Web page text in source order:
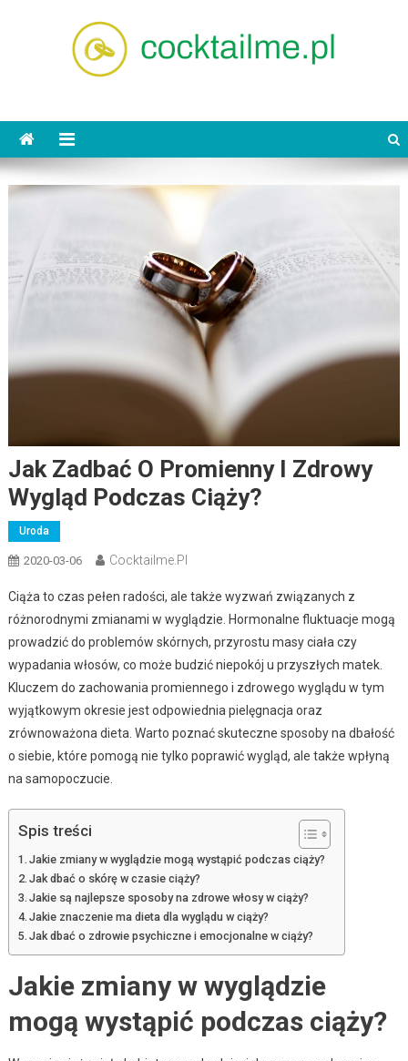
Jak Zadbać O Promienny I Zdrowy
Wygląd Podczas Ciąży?
Uroda
2020-03-06 Cocktailme.pl
Ciąża to czas pełen radości, ale także wyzwań związanych z
różnorodnymi zmianami w wyglądzie. Hormonalne fluktuacje mogą
prowadzić do problemów skórnych, przyrostu masy ciała czy
wypadania włosów, co może budzić niepokój u przyszłych matek.
Kluczem do zachowania promiennego i zdrowego wyglądu w tym
wyjątkowym okresie jest odpowiednia pielęgnacja oraz
zrównoważona dieta. Warto poznać skuteczne sposoby na dbałość
o siebie, które pomogą nie tylko poprawić wygląd, ale także wpłyną
na samopoczucie.
Spis treści
Jakie zmiany w wyglądzie mogą wystąpić podczas ciąży?
Jak dbać o skórę w czasie ciąży?
Jakie są najlepsze sposoby na zdrowe włosy w ciąży?
Jakie znaczenie ma dieta dla wyglądu w ciąży?
Jak dbać o zdrowie psychiczne i emocjonalne w ciąży?
Jakie zmiany w wyglądzie
mogą wystąpić podczas ciąży?